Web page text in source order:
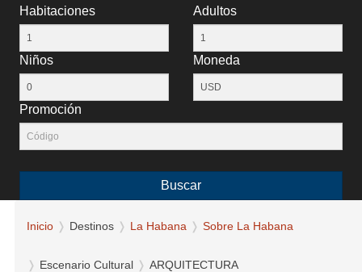
Habitaciones Adultos
Niños Moneda
Promoción
Buscar
Inicio Destinos La Habana Sobre La Habana
Escenario Cultural ARQUITECTURA